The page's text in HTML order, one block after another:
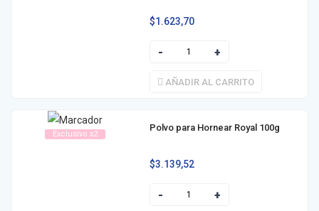
$1.623,70
AÑADIR AL CARRITO
Exclusivo x2
Polvo para Hornear Royal 100g
$3.139,52